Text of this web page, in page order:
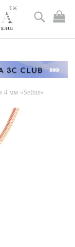
Пошук
4 мм «Seline»